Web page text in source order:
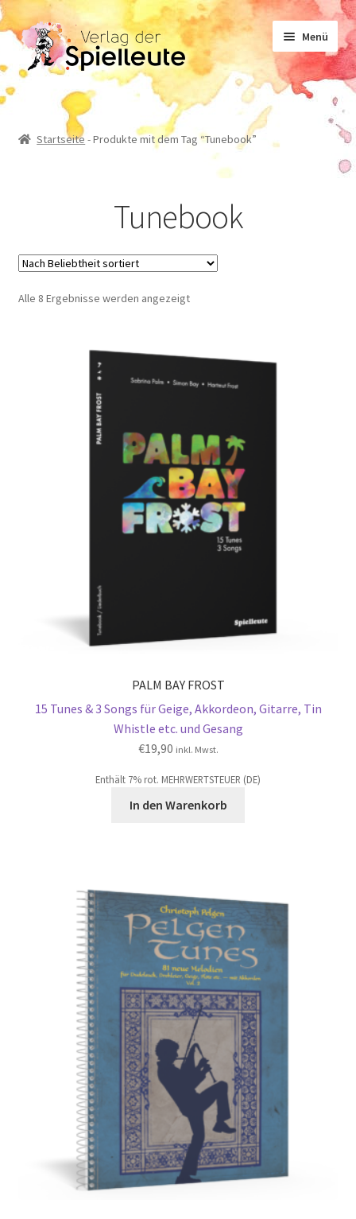
Zur
Navigation
springen
Zum
Inhalt
springen
Menü
Noten
Sachliteratur
Geschichten
Startseite -Produkte mit dem Tag “Tunebook”
Tunebook
Alle 8 Ergebnisse werden angezeigtNach
PALM BAY FROST
15 Tunes & 3 Songs für Geige, Akkordeon, Gitarre, Tin
Whistle etc. und Gesang
€19,90 inkl. Mwst.
Enthält 7% rot. MEHRWERTSTEUER (DE)
In den Warenkorb